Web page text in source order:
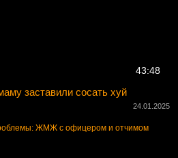
43:48
заставили сосать хуй
24.01.2025